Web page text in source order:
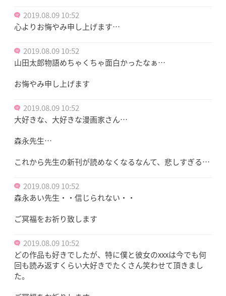
2019.08.09 10:52
心よりお悔やみ申し上げます…
2019.08.09 10:52
山田太郎物語めちゃくちゃ面白かったなぁ…
お悔やみ申し上げます
2019.08.09 10:52
大好きな、大好きな漫画家さん…
森永先生…
これから先生の新刊が読めなくなるなんて、悲しすぎる…
2019.08.09 10:52
森永あい先生・・信じられない・・
ご冥福をお祈り致します
2019.08.09 10:52
どの作品も好きでしたが、特に僕と彼女のxxxは今でも何
回も読み返すくらい大好きでたくさん笑わせて頂きまし
た。